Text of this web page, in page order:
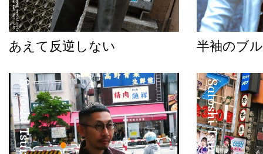
あえて反逆しない 半袖のブ
Satoshi Tsuruta Satoshi Tsuruta